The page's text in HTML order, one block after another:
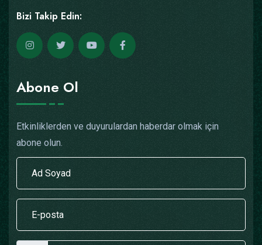
Bizi Takip Edin:
Abone Ol
Etkinliklerden ve duyurulardan haberdar olmak için
abone olun.